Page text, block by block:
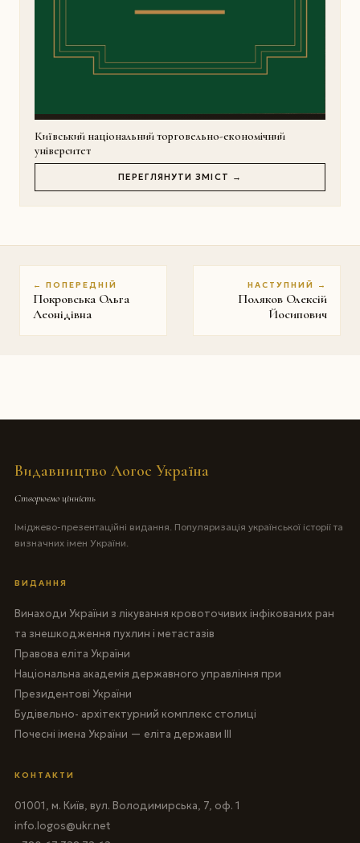
Київський національний торговельно-економічний
університет
ПЕРЕГЛЯНУТИ ЗМІСТ →
← ПОПЕРЕДНІЙ
Покровська Ольга
Леонідівна
НАСТУПНИЙ →
Поляков Олексій
Йосипович
Видавництво Логос Україна
Створюємо цінність
Іміджево-презентаційні видання. Популяризація української історії та
визначних імен України.
ВИДАННЯ
Винаходи України з лікування кровоточивих інфікованих ран
та знешкодження пухлин і метастазів
Правова еліта України
Національна академія державного управління при
Президентові України
Будівельно- архітектурний комплекс столиці
Почесні імена України — еліта держави III
КОНТАКТИ
01001, м. Київ, вул. Володимирська, 7, оф. 1
info.logos@ukr.net